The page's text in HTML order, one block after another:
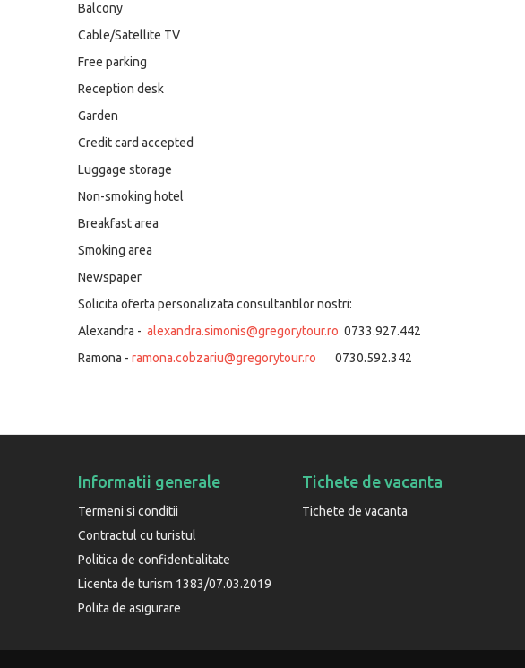
Balcony
Cable/Satellite TV
Free parking
Reception desk
Garden
Credit card accepted
Luggage storage
Non-smoking hotel
Breakfast area
Smoking area
Newspaper
Solicita oferta personalizata consultantilor nostri:
Alexandra - alexandra.simonis@gregorytour.ro 0733.927.442
Ramona - ramona.cobzariu@gregorytour.ro 0730.592.342
Informatii generale
Termeni si conditii
Contractul cu turistul
Politica de confidentialitate
Licenta de turism 1383/07.03.2019
Polita de asigurare
Tichete de vacanta
Tichete de vacanta